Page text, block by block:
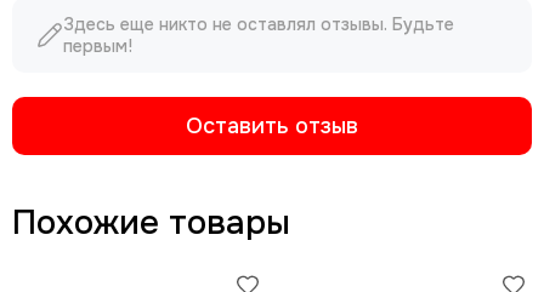
Здесь еще никто не оставлял отзывы. Будьте
первым!
Оставить отзыв
Похожие товары